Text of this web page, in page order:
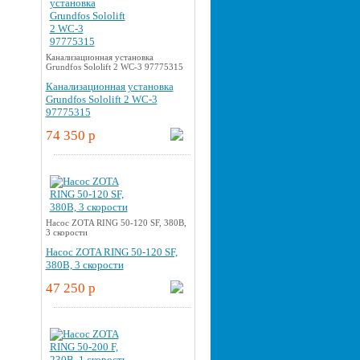
Канализационная установка
Grundfos Sololift 2 WC-3 97775315
Канализационная установка
Grundfos Sololift 2 WC-3
97775315
74 350 p
Насос ZOTA RING 50-120 SF, 380В,
3 скорости
Насос ZOTA RING 50-120 SF,
380В, 3 скорости
47 250 p